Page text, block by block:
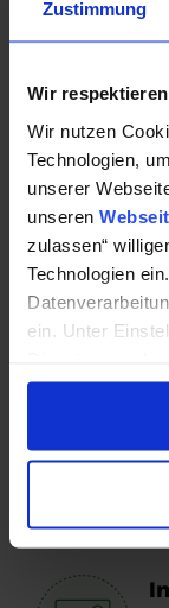
Zustimmung
Wir
Wir nutzen
Technologien,
unserer
unseren
zulassen“
Technologien
ein. Unter
können Sie
widerrufen oder
Perfekte